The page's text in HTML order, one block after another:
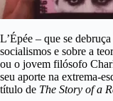
L’Épée – que se
socialismos e sobre a
ou o jovem filósofo
seu aporte na extrema-
título de The Story of a